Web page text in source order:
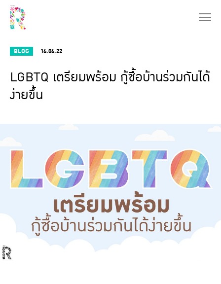
BLOG 16.06.22
LGBTQ เตรียมพร้อม กู้ซื้อบ้านร่วมกันได้
ง่ายขึ้น